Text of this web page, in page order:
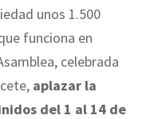
unos 1.500
funciona en
celebrada
aplazar la
del 1 al 14 de